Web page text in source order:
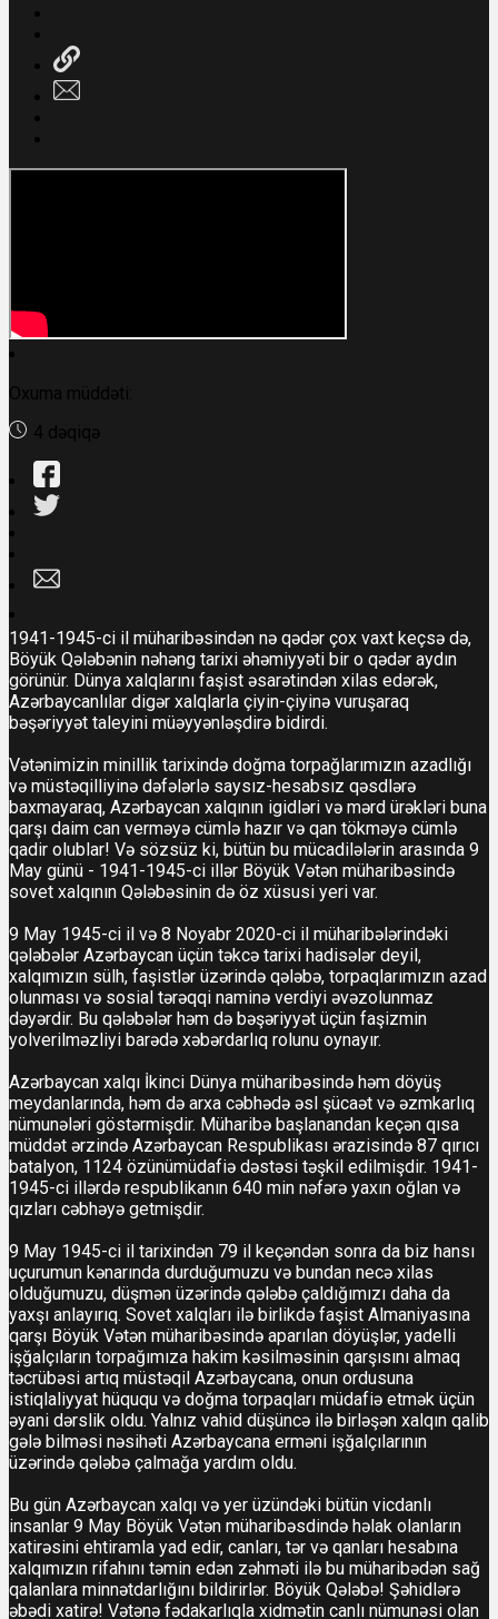
Oxuma müddəti:
4 dəqiqə
1941-1945-ci il müharibəsindən nə qədər çox vaxt keçsə də,
Böyük Qələbənin nəhəng tarixi əhəmiyyəti bir o qədər aydın
görünür. Dünya xalqlarını faşist əsarətindən xilas edərək,
Azərbaycanlılar digər xalqlarla çiyin-çiyinə vuruşaraq
bəşəriyyət taleyini müəyyənləşdirə bidirdi.
Vətənimizin minillik tarixində doğma torpağlarımızın azadlığı
və müstəqilliyinə dəfələrlə saysız-hesabsız qəsdlərə
baxmayaraq, Azərbaycan xalqının igidləri və mərd ürəkləri buna
qarşı daim can verməyə cümlə hazır və qan tökməyə cümlə
qadir olublar! Və sözsüz ki, bütün bu mücadilələrin arasında 9
May günü - 1941-1945-ci illər Böyük Vətən müharibəsində
sovet xalqının Qələbəsinin də öz xüsusi yeri var.
9 May 1945-ci il və 8 Noyabr 2020-ci il müharibələrindəki
qələbələr Azərbaycan üçün təkcə tarixi hadisələr deyil,
xalqımızın sülh, faşistlər üzərində qələbə, torpaqlarımızın azad
olunması və sosial tərəqqi naminə verdiyi əvəzolunmaz
dəyərdir. Bu qələbələr həm də bəşəriyyət üçün faşizmin
yolverilməzliyi barədə xəbərdarlıq rolunu oynayır.
Azərbaycan xalqı İkinci Dünya müharibəsində həm döyüş
meydanlarında, həm də arxa cəbhədə əsl şücaət və əzmkarlıq
nümunələri göstərmişdir. Müharibə başlanandan keçən qısa
müddət ərzində Azərbaycan Respublikası ərazisində 87 qırıcı
batalyon, 1124 özünümüdafiə dəstəsi təşkil edilmişdir. 1941-
1945-ci illərdə respublikanın 640 min nəfərə yaxın oğlan və
qızları cəbhəyə getmişdir.
9 May 1945-ci il tarixindən 79 il keçəndən sonra da biz hansı
uçurumun kənarında durduğumuzu və bundan necə xilas
olduğumuzu, düşmən üzərində qələbə çaldığımızı daha da
yaxşı anlayırıq. Sovet xalqları ilə birlikdə faşist Almaniyasına
qarşı Böyük Vətən müharibəsində aparılan döyüşlər, yadelli
işğalçıların torpağımıza hakim kəsilməsinin qarşısını almaq
təcrübəsi artıq müstəqil Azərbaycana, onun ordusuna
istiqlaliyyat hüququ və doğma torpaqları müdafiə etmək üçün
əyani dərslik oldu. Yalnız vahid düşüncə ilə birləşən xalqın qalib
gələ bilməsi nəsihəti Аzərbaycana erməni işğalçılarının
üzərində qələbə çalmağa yardım oldu.
Bu gün Azərbaycan xalqı və yer üzündəki bütün vicdanlı
insanlar 9 May Böyük Vətən müharibəsdində həlak olanların
xatirəsini ehtiramla yad edir, canları, tər və qanları hesabına
xalqımızın rifahını təmin edən zəhməti ilə bu müharibədən sağ
qalanlara minnətdarlığını bildirirlər. Böyük Qələbə! Şəhidlərə
əbədi xatirə! Vətənə fədakarlıqla xidmətin canlı nümunəsi olan